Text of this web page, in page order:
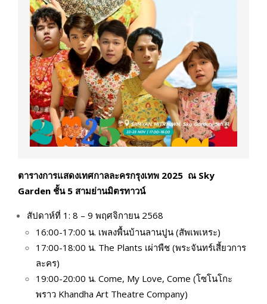
ตารางการแสดงเทศกาลละครกรุงเทพ 2025 ณ Sky
Garden ชั้น 5 สามย่านมิตรทาวน์
สัปดาห์ที่ 1: 8 – 9 พฤศจิกายน 2568
16:00-17:00 น. เพลงพื้นบ้านลานปูน (สัพเพเหระ)
17:00-18:00 น. The Plants เผ่าพืช (พระจันทร์เสี้ยวการ
ละคร)
19:00-20:00 น. Come, My Love, Come (โซโนโกะ
พราว Khandha Art Theatre Company)